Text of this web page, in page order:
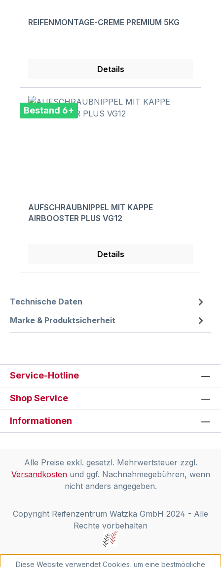
REIFENMONTAGE-CREME PREMIUM 5KG
Details
Bestand 6+
AUFSCHRAUBNIPPEL MIT KAPPE
AIRBOOSTER PLUS VG12
Details
Technische Daten
Marke & Produktsicherheit
Service-Hotline
Shop Service
Informationen
Alle Preise exkl. gesetzl. Mehrwertsteuer zzgl.
Versandkostenund ggf. Nachnahmegebühren, wenn
nicht anders angegeben.
Copyright Reifenzentrum Watzka GmbH 2024 - Alle
Rechte vorbehalten
Diese Website verwendet Cookies, um eine bestmögliche